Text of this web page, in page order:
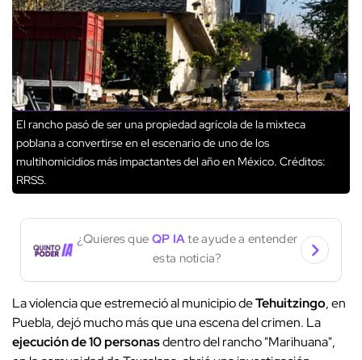
El rancho pasó de ser una propiedad agrícola de la mixteca
poblana a convertirse en el escenario de uno de los
multihomicidios más impactantes del año en México. Créditos:
RRSS.
¿Quieres que QP IAte ayude a entender
esta noticia?
La violencia que estremeció al municipio deTehuitzingo, en
Puebla, dejó mucho más que una escena del crimen. La
ejecución de 10 personasdentro del rancho "Marihuana",